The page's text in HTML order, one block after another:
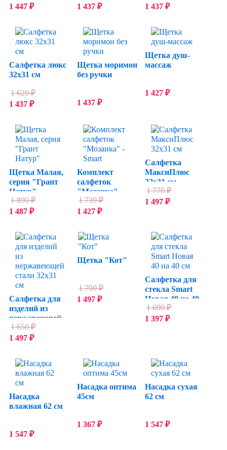
1 447 ₽
1 437 ₽
1 437 ₽
Салфетка люкс
32х31 см
1 620₽
1 437 ₽
Щетка моримон
без ручки
1 437 ₽
Щетка душ-
массаж
1 427 ₽
Щетка Малая,
серия "Грант
Натур"
1 890₽
1 487 ₽
Комплект
салфеток
"Мозаика" -
Smart
1 739₽
1 427 ₽
Салфетка
МаксиПлюс
32х31 см
1 770₽
1 497 ₽
Салфетка для
изделий из
нержавеющей
стали 32х31 см
1 650₽
1 497 ₽
Щетка "Кот"
1 700₽
1 497 ₽
Салфетка для
стекла Smart
Новая 40 на 40
см
1 690₽
1 397 ₽
Насадка
влажная 62 см
1 547 ₽
Насадка оптима
45см
1 367 ₽
Насадка сухая
62 см
1 547 ₽